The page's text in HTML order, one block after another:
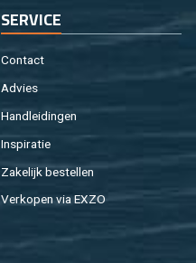
SER­VI­CE
Con­tact
Ad­vies
Hand­lei­din­gen
In­spi­ra­tie
Za­ke­lijk be­stel­len
Ver­ko­pen via EXZO